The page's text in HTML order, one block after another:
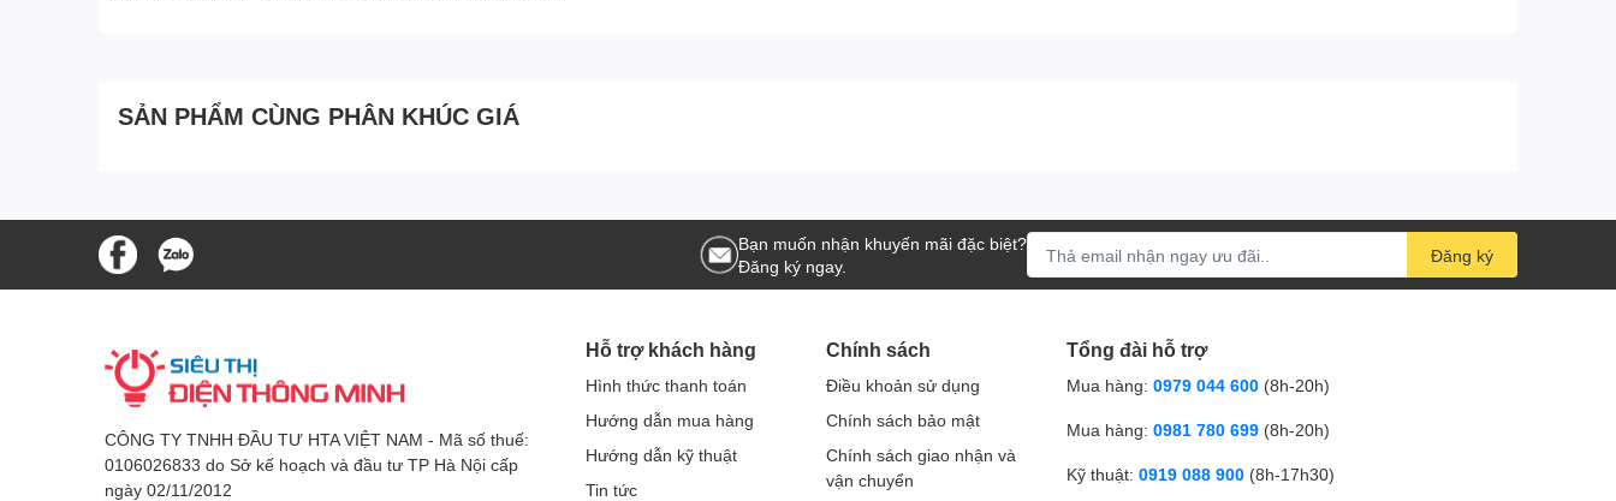
SẢN PHẨM CÙNG PHÂN KHÚC GIÁ
Bạn muốn nhận khuyến mãi đặc biệt?
Đăng ký ngay.
Đăng ký
CÔNG TY TNHH ĐẦU TƯ HTA VIỆT NAM - Mã số thuế:
0106026833 do Sở kế hoạch và đầu tư TP Hà Nội cấp
ngày 02/11/2012
Hỗ trợ khách hàng
Hình thức thanh toán
Hướng dẫn mua hàng
Hướng dẫn kỹ thuật
Tin tức
Chính sách
Điều khoản sử dụng
Chính sách bảo mật
Chính sách giao nhận và
vận chuyển
Tổng đài hỗ trợ
Mua hàng: 0979 044 600 (8h-20h)
Mua hàng: 0981 780 699 (8h-20h)
Kỹ thuật: 0919 088 900 (8h-17h30)